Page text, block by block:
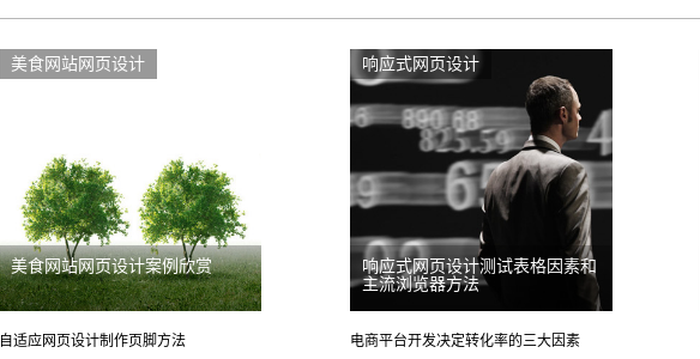
美食网站网页设计案例欣赏
美食网站网页设计
自适应网页设计制作页脚方法
响应式网页设计测试表格因素和
主流浏览器方法
响应式网页设计
电商平台开发决定转化率的三大因素